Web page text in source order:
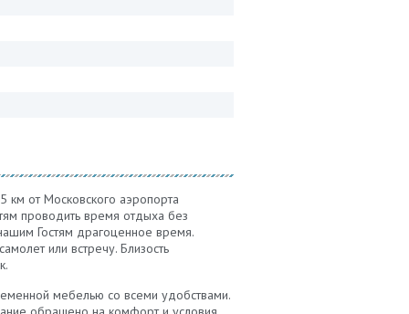
км от Московского аэропорта
проводить время отдыха без
Гостям драгоценное время.
или встречу. Близость
мебелью со всеми удобствами.